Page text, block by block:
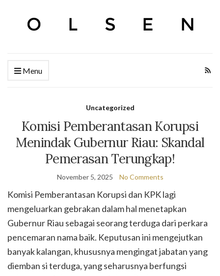
Menu
Uncategorized
Komisi Pemberantasan Korupsi
Menindak Gubernur Riau: Skandal
Pemerasan Terungkap!
November 5, 2025 No Comments
Komisi Pemberantasan Korupsi dan KPK lagi
mengeluarkan gebrakan dalam hal menetapkan
Gubernur Riau sebagai seorang terduga dari perkara
pencemaran nama baik. Keputusan ini mengejutkan
banyak kalangan, khususnya mengingat jabatan yang
diemban si terduga, yang seharusnya berfungsi